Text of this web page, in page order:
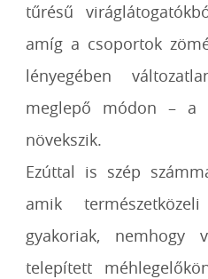
tűrésű
amíg a csoportok
lényegében
meglepő módon – a
növekszik.
Ezúttal is szép
amik
gyakoriak, nemhogy
telepített